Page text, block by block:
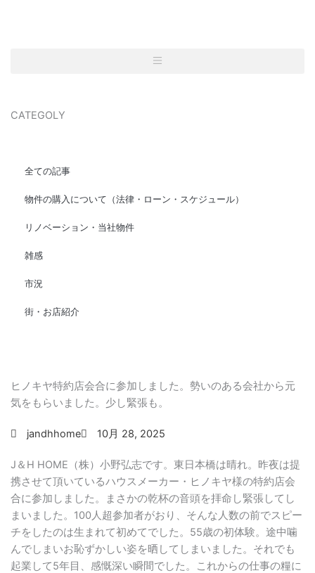
ヒノキヤ特約店会合に参加しました。勢いのある会社から元
気をもらいました。少し緊張も。
jandhhome 10月 28, 2025
J＆H HOME（株）小野弘志です。東日本橋は晴れ。昨夜は提
携させて頂いているハウスメーカー・ヒノキヤ様の特約店会
合に参加しました。まさかの乾杯の音頭を拝命し緊張してし
まいました。100人超参加者がおり、そんな人数の前でスピー
チをしたのは生まれて初めてでした。55歳の初体験。途中噛
んでしまいお恥ずかしい姿を晒してしまいました。それでも
起業して5年目、感慨深い瞬間でした。これからの仕事の糧に
CATEGOLY
全ての記事
物件の購入について（法律・ローン・スケジュール）
リノベーション・当社物件
雑感
市況
街・お店紹介